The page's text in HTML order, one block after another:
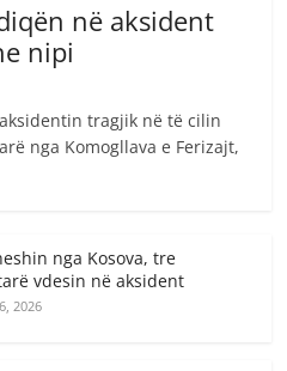
në aksident
nipi
tragjik në të cilin
nga Komogllava e Ferizajt,
nga Kosova, tre
vdesin në aksident
2026